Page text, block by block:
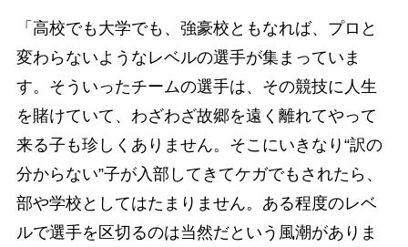
「高校でも大学でも、強豪校ともなれば、プロと
変わらないようなレベルの選手が集まっていま
す。そういったチームの選手は、その競技に人生
を賭けていて、わざわざ故郷を遠く離れてやって
来る子も珍しくありません。そこにいきなり“訳の
分からない”子が入部してきてケガでもされたら、
部や学校としてはたまりません。ある程度のレベ
ルで選手を区切るのは当然だという風潮がありま